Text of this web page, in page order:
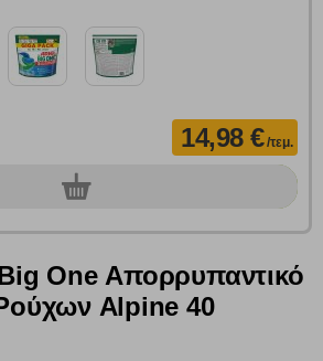
14,98 €/τεμ.
0τεμ.
One Απορρυπαντικό
Alpine 40